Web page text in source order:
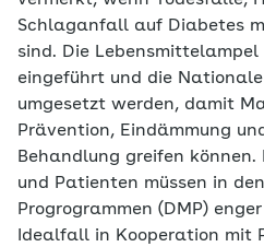
Schlaganfall auf Diabetes
sind. Die Lebensmittelampel
eingeführt und die
umgesetzt werden, damit
Prävention, Eindämmung
Behandlung greifen können.
und Patienten müssen in
Progrogrammen (DMP)
Idealfall in Kooperation mit